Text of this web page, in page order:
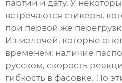
партии и дату. У
встречаются стикеры,
при первой же
Из мелочей, которые
временем: наличие
русском, скорость
гибкость в фасовке. По